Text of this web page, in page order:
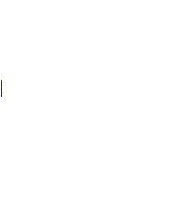
|